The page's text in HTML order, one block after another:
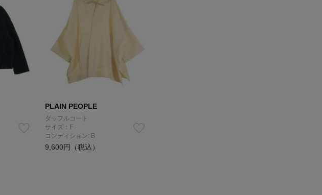
PLAIN PEOPLE
ダッフルコート
サイズ：F
コンディション: B
9,600円（税込）